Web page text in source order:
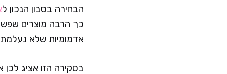
הבחירה בסבון הנכון ל
כך הרבה מוצרים
אדמומיות שלא
בסקירה הזו אציג לכן